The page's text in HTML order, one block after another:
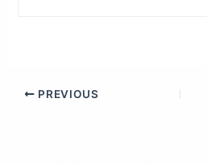
PREVIOUS